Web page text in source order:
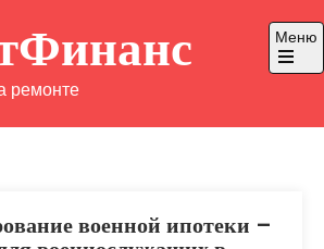
ремонте
Меню
военной ипотеки –